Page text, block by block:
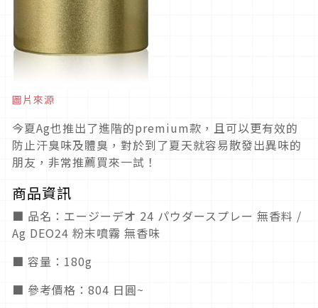
圖片來源
今夏Ag也推出了進階的premium款，且可以更有效的
防止汗臭味及體臭，對於到了夏天就容易散發出異味的
朋友，非常推薦買來一試！
商品資訊
■ 品名：エージーデオ 24 パウダースプレー 無香料 /
Ag DEO24 粉末噴霧 無香味
■ 容量：180g
■ 參考價格：804 日圓~